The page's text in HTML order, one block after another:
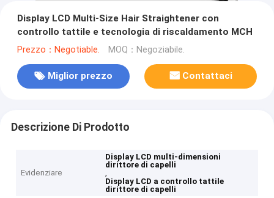
Display LCD Multi-Size Hair Straightener con
controllo tattile e tecnologia di riscaldamento MCH
Prezzo：Negotiable. MOQ：Negoziabile.
Miglior prezzo Contattaci
Descrizione Di Prodotto
Evidenziare
Display LCD multi-dimensioni
dirittore di capelli
,
Display LCD a controllo tattile
dirittore di capelli